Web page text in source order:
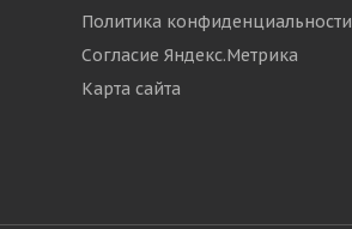
Политика конфиденциальности
Согласие Яндекс.Метрика
Карта сайта